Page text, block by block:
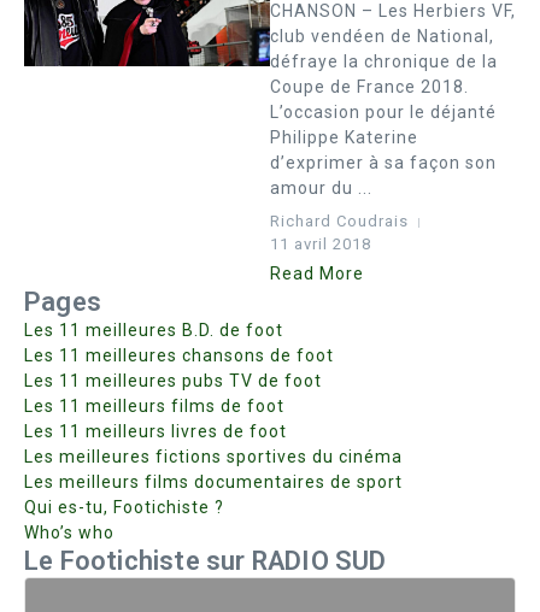
CHANSON – Les Herbiers VF,
club vendéen de National,
défraye la chronique de la
Coupe de France 2018.
L’occasion pour le déjanté
Philippe Katerine
d’exprimer à sa façon son
amour du ...
Richard Coudrais
11 avril 2018
Read More
Pages
Les 11 meilleures B.D. de foot
Les 11 meilleures chansons de foot
Les 11 meilleures pubs TV de foot
Les 11 meilleurs films de foot
Les 11 meilleurs livres de foot
Les meilleures fictions sportives du cinéma
Les meilleurs films documentaires de sport
Qui es-tu, Footichiste ?
Who’s who
Le Footichiste sur RADIO SUD